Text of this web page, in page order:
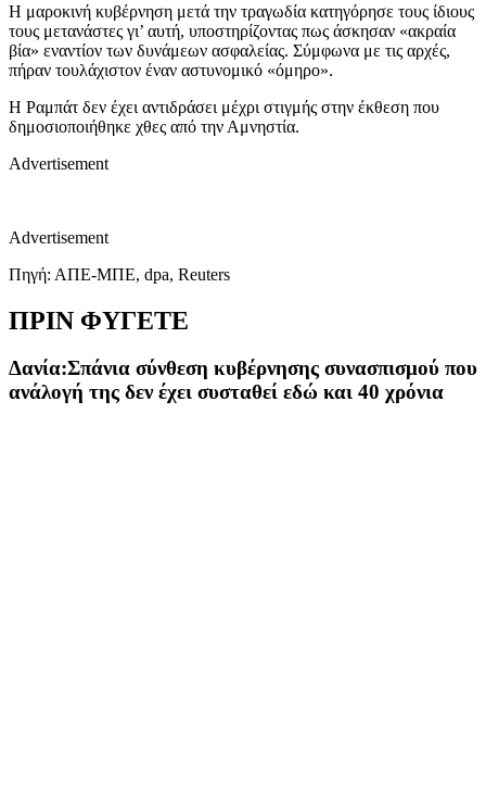
Η μαροκινή κυβέρνηση μετά την τραγωδία κατηγόρησε τους ίδιους
τους μετανάστες γι’ αυτή, υποστηρίζοντας πως άσκησαν «ακραία
βία» εναντίον των δυνάμεων ασφαλείας. Σύμφωνα με τις αρχές,
πήραν τουλάχιστον έναν αστυνομικό «όμηρο».
Η Ραμπάτ δεν έχει αντιδράσει μέχρι στιγμής στην έκθεση που
δημοσιοποιήθηκε χθες από την Αμνηστία.
Advertisement
Advertisement
Πηγή: ΑΠΕ-ΜΠΕ, dpa, Reuters
ΠΡΙΝ ΦΥΓΕΤΕ
Δανία:Σπάνια σύνθεση κυβέρνησης συνασπισμού που
ανάλογή της δεν έχει συσταθεί εδώ και 40 χρόνια